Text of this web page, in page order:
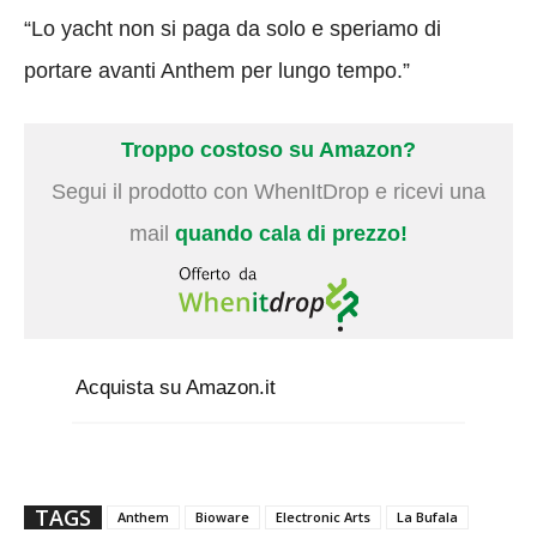
“Lo yacht non si paga da solo e speriamo di
portare avanti Anthem per lungo tempo.”
Troppo costoso su Amazon?
Segui il prodotto con WhenItDrop e ricevi una
mail quando cala di prezzo!
Acquista su Amazon.it
TAGS Anthem Bioware Electronic Arts
La Bufala